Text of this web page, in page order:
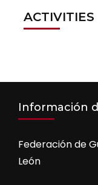
ACTIVITIES
Información
Federación de
León